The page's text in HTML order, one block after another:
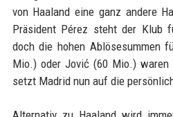
von Haaland eine ganz andere
Präsident Pérez steht der Klub
doch die hohen Ablösesummen
Mio.) oder Jović (60 Mio.)
setzt Madrid nun auf die